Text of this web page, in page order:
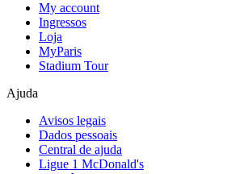
My account
Ingressos
Loja
MyParis
Stadium Tour
Ajuda
Avisos legais
Dados pessoais
Central de ajuda
Ligue 1 McDonald's